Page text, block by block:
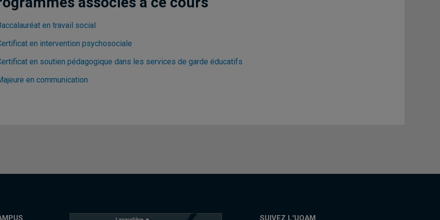
en travail social
en intervention psychosociale
en soutien pédagogique dans les services de garde éducatifs
en communication
SUIVEZ L'UQAM